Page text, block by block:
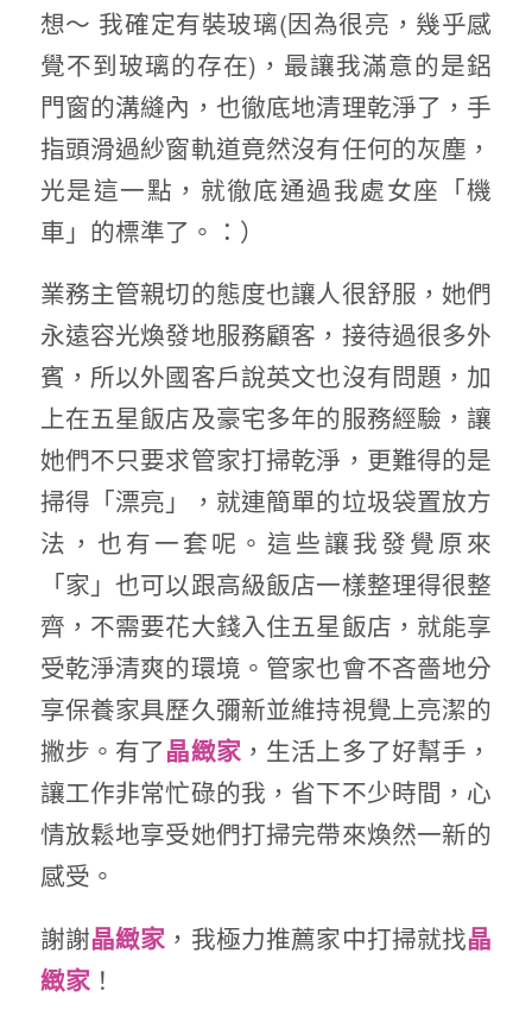
想～ 我確定有裝玻璃(因為很亮，幾乎感
覺不到玻璃的存在)，最讓我滿意的是鋁
門窗的溝縫內，也徹底地清理乾淨了，手
指頭滑過紗窗軌道竟然沒有任何的灰塵，
光是這一點，就徹底通過我處女座「機
車」的標準了。：）
業務主管親切的態度也讓人很舒服，她們
永遠容光煥發地服務顧客，接待過很多外
賓，所以外國客戶說英文也沒有問題，加
上在五星飯店及豪宅多年的服務經驗，讓
她們不只要求管家打掃乾淨，更難得的是
掃得「漂亮」，就連簡單的垃圾袋置放方
法，也有一套呢。這些讓我發覺原來
「家」也可以跟高級飯店一樣整理得很整
齊，不需要花大錢入住五星飯店，就能享
受乾淨清爽的環境。管家也會不吝嗇地分
享保養家具歷久彌新並維持視覺上亮潔的
撇步。有了晶緻家，生活上多了好幫手，
讓工作非常忙碌的我，省下不少時間，心
情放鬆地享受她們打掃完帶來煥然一新的
感受。
謝謝晶緻家 ，我極力推薦家中打掃就找晶
緻家！